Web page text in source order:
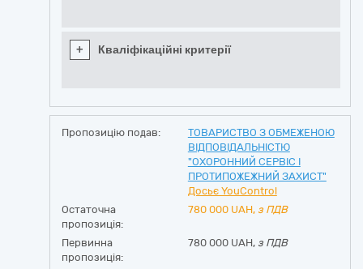
+ Кваліфікаційні критерії
Пропозицію подав:
ТОВАРИСТВО З ОБМЕЖЕНОЮ
ВІДПОВІДАЛЬНІСТЮ
"ОХОРОННИЙ СЕРВІС І
ПРОТИПОЖЕЖНИЙ ЗАХИСТ"
Досьє YouControl
Остаточна
пропозиція:
780 000 UAH, з ПДВ
Первинна
пропозиція:
780 000 UAH, з ПДВ